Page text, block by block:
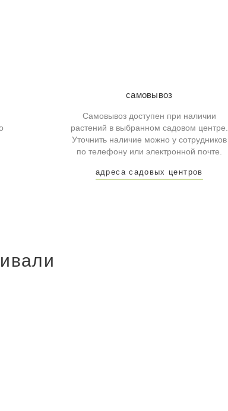
самовывоз
Самовывоз доступен при наличии
растений в выбранном садовом центре.
Уточнить наличие можно у сотрудников
по телефону или электронной почте.
адреса садовых центров